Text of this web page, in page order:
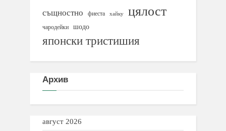
същностно фиеста хайку цялост
чародейки шодо
японски тристишия
Архив
август 2026